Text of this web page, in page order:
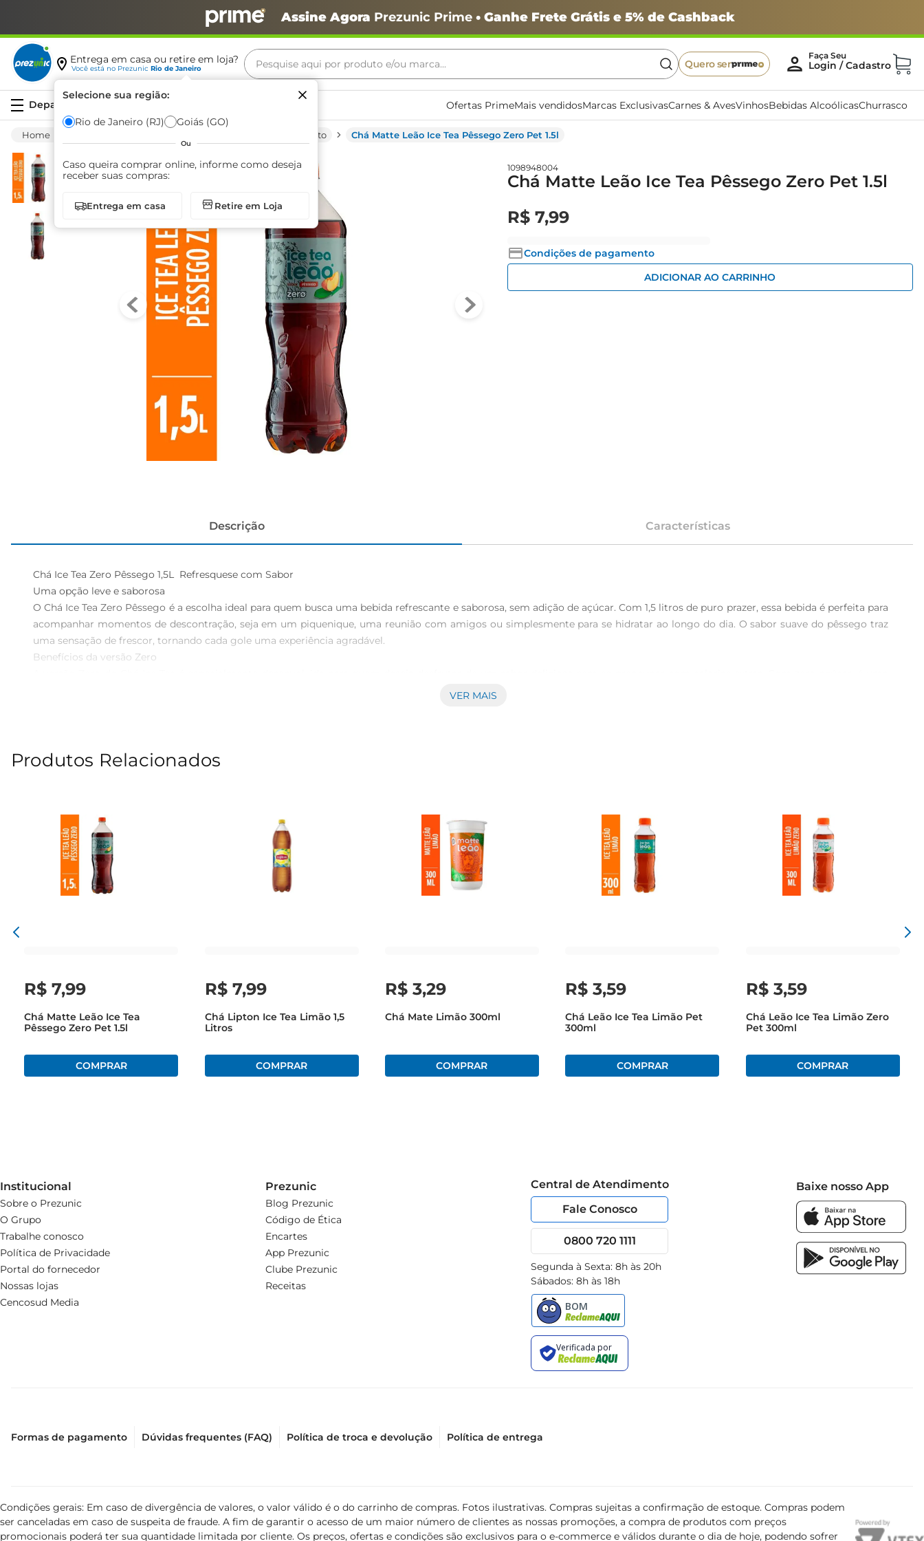
Assine Agora Prezunic Prime• Ganhe Frete Grátis e 5% de Cashback
Entrega em casa ou retire em loja?
Você está no Prezunic Rio de Janeiro
Selecione sua região:
Rio de Janeiro (RJ) Goiás (GO)
Ou
Caso queira comprar online, informe como deseja
receber suas compras:
Entrega em casa Retire em Loja
Pesquise aqui por produto e/ou marca...
Quero ser
Ofertas PrimeMais vendidosMarcas ExclusivasCarnes & AvesVinhosBebidas AlcoólicasChurrasco
Chá Pronto Chá Matte Leão Ice Tea Pêssego Zero Pet 1.5l
1098948004
Chá Matte Leão Ice Tea Pêssego Zero Pet 1.5l
R$ 7,99
Condições de pagamento
ADICIONAR AO CARRINHO
Descrição Características
Chá Ice Tea Zero Pêssego 1,5L  Refresquese com Sabor
Uma opção leve e saborosa
O Chá Ice Tea Zero Pêssego é a escolha ideal para quem busca uma bebida refrescante e saborosa, sem adição de açúcar. Com 1,5 litros de puro prazer, essa bebida é perfeita para
acompanhar momentos de descontração, seja em um piquenique, uma reunião com amigos ou simplesmente para se hidratar ao longo do dia. O sabor suave do pêssego traz
uma sensação de frescor, tornando cada gole uma experiência agradável.
Benefícios da versão Zero
alternativa que se encaixa perfeitamente em uma rotina de alimentação equilibrada. Além disso, é uma ótima opção para quem busca reduzir a ingestão de açúcar, mantendo o
servido gelado, com gelo e uma fatia de limão, ou até mesmo como base para coquetéis não alcoólicos, proporcionando um toque especial às suas receitas.
VER MAIS
Produtos Relacionados
R$ 7,99
Chá Matte Leão Ice Tea
Pêssego Zero Pet 1.5l
R$ 7,99
Chá Lipton Ice Tea Limão 1,5
Litros
R$ 3,29
Chá Mate Limão 300ml
R$ 3,59
Chá Leão Ice Tea Limão Pet
300ml
R$ 3,59
Chá Leão Ice Tea Limão Zero
Pet 300ml
Institucional
Sobre o Prezunic
O Grupo
Trabalhe conosco
Política de Privacidade
Portal do fornecedor
Nossas lojas
Cencosud Media
Prezunic
Blog Prezunic
Código de Ética
Encartes
App Prezunic
Clube Prezunic
Receitas
Central de Atendimento
Fale Conosco
0800 720 1111
Segunda à Sexta: 8h às 20h
Sábados: 8h às 18h
Baixe nosso App
Formas de pagamento Dúvidas frequentes (FAQ) Política de troca e devolução Política de entrega
Condições gerais: Em caso de divergência de valores, o valor válido é o do carrinho de compras. Fotos ilustrativas. Compras sujeitas a confirmação de estoque. Compras podem
ser canceladas em caso de suspeita de fraude. A fim de garantir o acesso de um maior número de clientes as nossas promoções, a compra de produtos com preços
promocionais poderá ter sua quantidade limitada por cliente. Os preços, ofertas e condições são exclusivos para o e-commerce e válidos durante o dia de hoje, podendo sofrer
Termos mais buscados
café
azeite
biscoito
arroz
iogurte
papel higiênico
cerveja